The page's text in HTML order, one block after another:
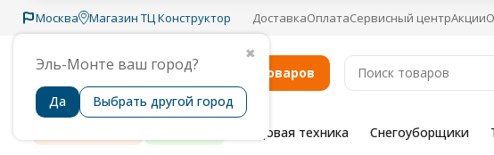
Москва
✖
Эль-Монте ваш город?
Да Выбрать другой город
Магазин ТЦ Конструктор ДоставкаОплатаСервисный центрАкции
Каталог товаров
Садовая техника Снегоуборщики